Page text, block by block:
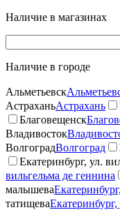
Наличие в магазинах
Наличие в городе
Альметьевск
АстраханьАстрахань
Благовещенск
Владивосток
ВолгоградВолгоград
Екатеринбург, ул.
вильгельма де геннина
малышева
татищева